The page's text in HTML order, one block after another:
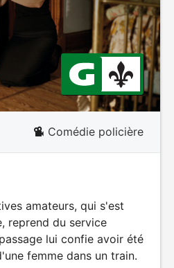
Comédie policière
amateurs, qui s'est
reprend du service
lui confie avoir été
femme dans un train.